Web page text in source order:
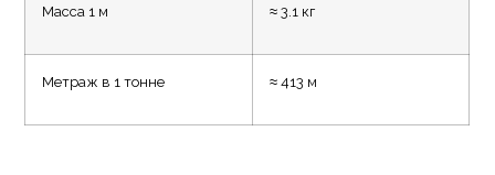
Масса 1 м ≈ 3.1 кг
Метраж в 1 тонне ≈ 413 м